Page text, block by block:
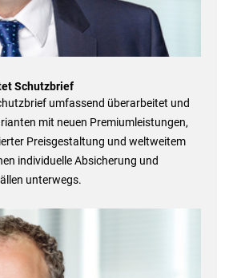
Schutzbrief
umfassend überarbeitet und
mit neuen Premiumleistungen,
Preisgestaltung und weltweitem
individuelle Absicherung und
unterwegs.